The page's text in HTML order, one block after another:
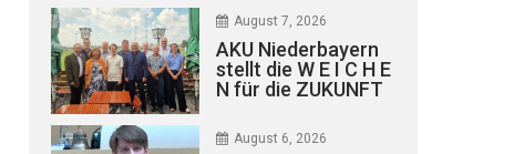
August 7, 2026
AKU Niederbayern
stellt die W E I C H E
N für die ZUKUNFT
August 6, 2026